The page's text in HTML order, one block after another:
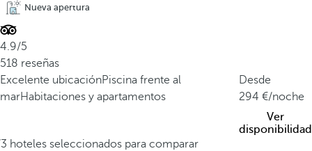
Nueva apertura
4.9/5
518 reseñas
Excelente ubicaciónPiscina frente al
marHabitaciones y apartamentos
Desde
294
/noche
Ver
disponibilidad
hoteles seleccionados para comparar